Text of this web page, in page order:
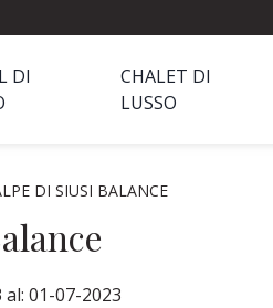
DI
CHALET DI
LUSSO
DI SIUSI BALANCE
01-07-2023